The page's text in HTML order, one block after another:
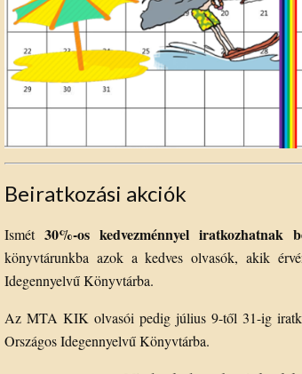
Beiratkozási akciók
Ismét30%-os kedvezménnyel iratkozhatnak
könyvtárunkba azok a kedves olvasók, akik
Idegennyelvű Könyvtárba.
Az MTA KIK olvasói pedig július 9-től 31-ig
Országos Idegennyelvű Könyvtárba.